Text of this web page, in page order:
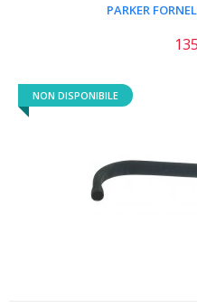
PARKER
NON DISPONIBILE